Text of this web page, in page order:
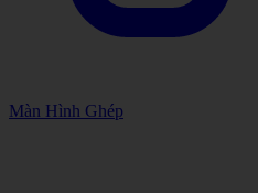
Màn Hình Ghép